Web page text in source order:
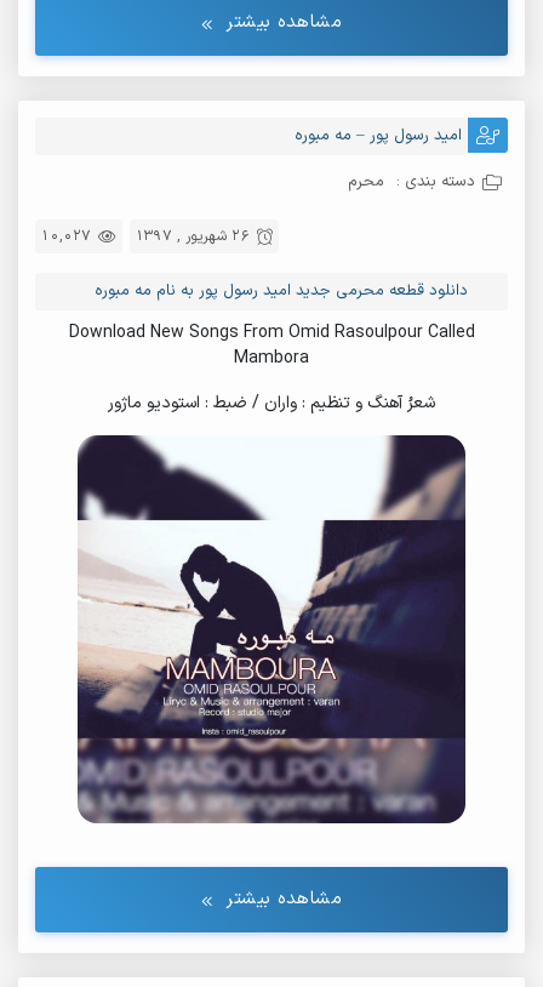
مشاهده بیشتر
امید رسول پور – مه مبوره
دسته بندی : محرم
10,027 26 شهریور , 1397
دانلود قطعه محرمی جدید امید رسول پور به نام مه مبوره
Download New Songs From Omid Rasoulpour Called
Mambora
شعرُ آهنگ و تنظیم : واران / ضبط : استودیو ماژور
مشاهده بیشتر